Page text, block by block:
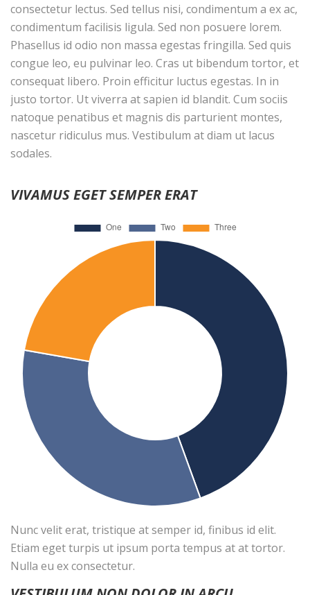
consectetur lectus. Sed tellus nisi, condimentum a ex ac,
condimentum facilisis ligula. Sed non posuere lorem.
Phasellus id odio non massa egestas fringilla. Sed quis
congue leo, eu pulvinar leo. Cras ut bibendum tortor, et
consequat libero. Proin efficitur luctus egestas. In in
justo tortor. Ut viverra at sapien id blandit. Cum sociis
natoque penatibus et magnis dis parturient montes,
nascetur ridiculus mus. Vestibulum at diam ut lacus
sodales.
VIVAMUS EGET SEMPER ERAT
Nunc velit erat, tristique at semper id, finibus id elit.
Etiam eget turpis ut ipsum porta tempus at at tortor.
Nulla eu ex consectetur.